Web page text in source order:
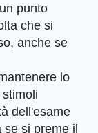
punto
che si
anche se
lo
dell'esame
se si preme il